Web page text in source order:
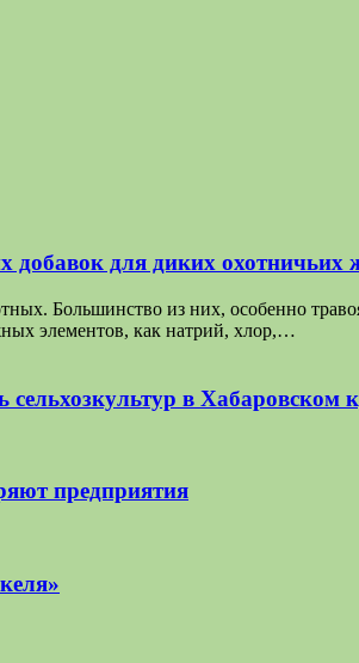
для диких охотничьих
Большинство из них, особенно
элементов, как натрий, хлор,…
в Хабаровском
предприятия